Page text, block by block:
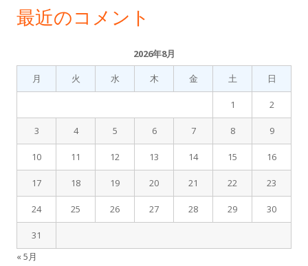
最近のコメント
2026年8月
月
火 水 木 金 土 日
1 2
3 4 5 6 7 8 9
10 11 12 13 14 15 16
17 18 19 20 21 22 23
24 25 26 27 28 29 30
31
« 5月